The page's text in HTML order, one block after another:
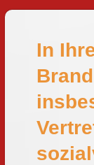
In